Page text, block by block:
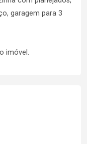
garagem para 3
imóvel.